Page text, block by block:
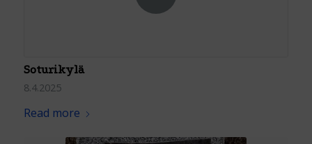
Soturikylä
8.4.2025
Read more